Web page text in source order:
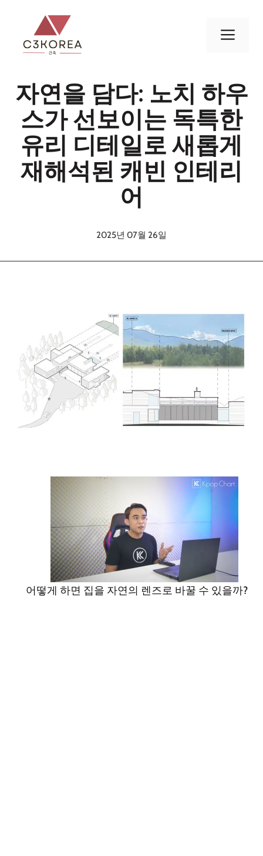
메
자연을 담다: 노치 하우
스가 선보이는 독특한
유리 디테일로 새롭게
재해석된 캐빈 인테리
어
2025년 07월 26일
어떻게 하면 집을 자연의 렌즈로 바꿀 수 있을까?